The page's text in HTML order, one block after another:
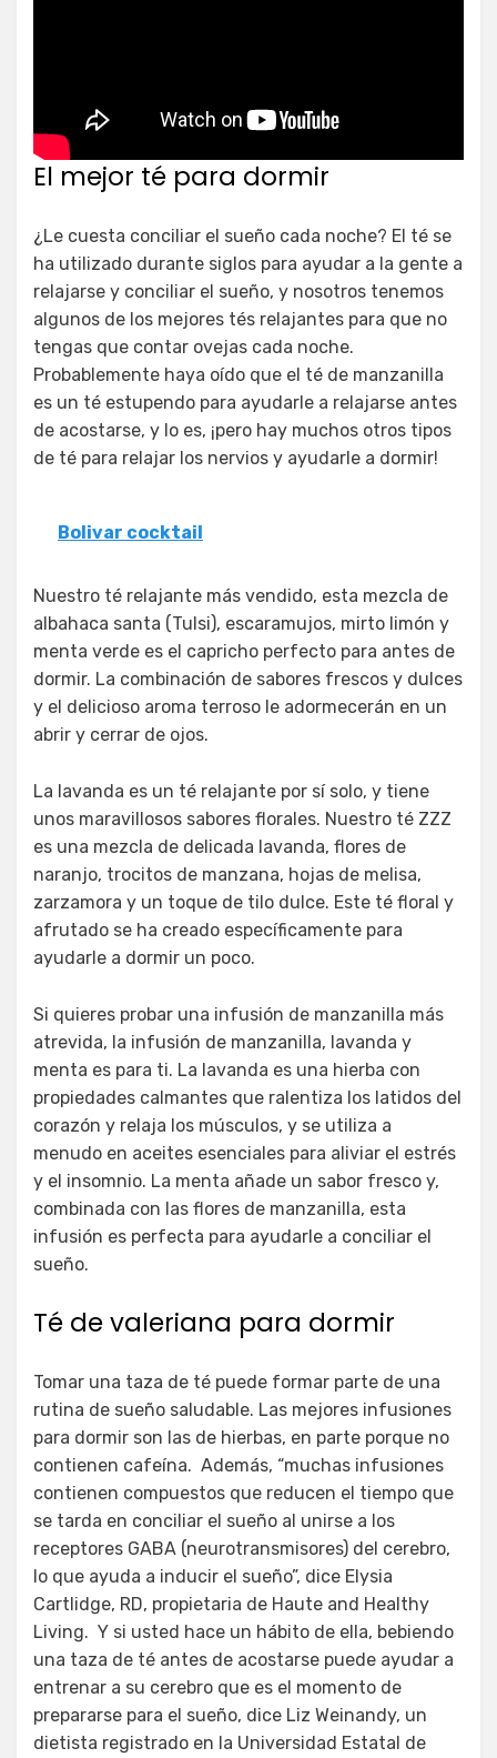
El mejor té para dormir
¿Le cuesta conciliar el sueño cada noche? El té se
ha utilizado durante siglos para ayudar a la gente a
relajarse y conciliar el sueño, y nosotros tenemos
algunos de los mejores tés relajantes para que no
tengas que contar ovejas cada noche.
Probablemente haya oído que el té de manzanilla
es un té estupendo para ayudarle a relajarse antes
de acostarse, y lo es, ¡pero hay muchos otros tipos
de té para relajar los nervios y ayudarle a dormir!
Bolivar cocktail
Nuestro té relajante más vendido, esta mezcla de
albahaca santa (Tulsi), escaramujos, mirto limón y
menta verde es el capricho perfecto para antes de
dormir. La combinación de sabores frescos y dulces
y el delicioso aroma terroso le adormecerán en un
abrir y cerrar de ojos.
La lavanda es un té relajante por sí solo, y tiene
unos maravillosos sabores florales. Nuestro té ZZZ
es una mezcla de delicada lavanda, flores de
naranjo, trocitos de manzana, hojas de melisa,
zarzamora y un toque de tilo dulce. Este té floral y
afrutado se ha creado específicamente para
ayudarle a dormir un poco.
Si quieres probar una infusión de manzanilla más
atrevida, la infusión de manzanilla, lavanda y
menta es para ti. La lavanda es una hierba con
propiedades calmantes que ralentiza los latidos del
corazón y relaja los músculos, y se utiliza a
menudo en aceites esenciales para aliviar el estrés
y el insomnio. La menta añade un sabor fresco y,
combinada con las flores de manzanilla, esta
infusión es perfecta para ayudarle a conciliar el
sueño.
Té de valeriana para dormir
Tomar una taza de té puede formar parte de una
rutina de sueño saludable. Las mejores infusiones
para dormir son las de hierbas, en parte porque no
contienen cafeína. Además, “muchas infusiones
contienen compuestos que reducen el tiempo que
se tarda en conciliar el sueño al unirse a los
receptores GABA (neurotransmisores) del cerebro,
lo que ayuda a inducir el sueño”, dice Elysia
Cartlidge, RD, propietaria de Haute and Healthy
Living. Y si usted hace un hábito de ella, bebiendo
una taza de té antes de acostarse puede ayudar a
entrenar a su cerebro que es el momento de
prepararse para el sueño, dice Liz Weinandy, un
dietista registrado en la Universidad Estatal de